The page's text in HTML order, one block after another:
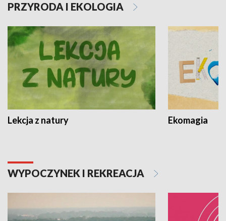
PRZYRODA I EKOLOGIA
Lekcja z natury Ekomagia
WYPOCZYNEK I REKREACJA